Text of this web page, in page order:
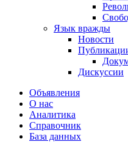
Язык вражды
Новости
Дискуссии
Объявления
О нас
Аналитика
Справочник
База данных